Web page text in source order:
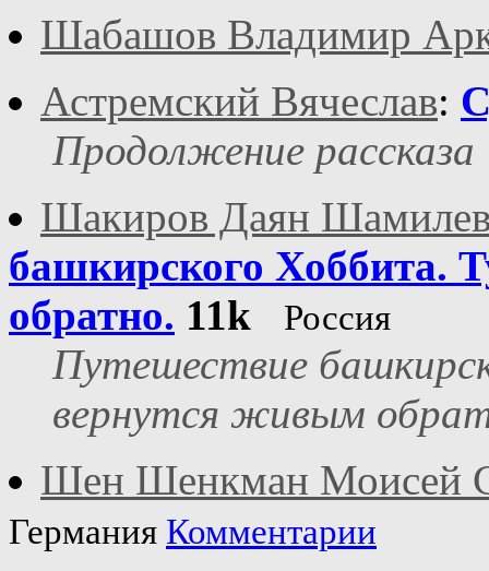
Шабашов Владимир
Астремский Вячеслав:
Продолжение
Шакиров Даян
башкирского Хоббита.
обратно. 11k Россия
Путешествие
вернутся живым
Шен Шенкман Моисей
Германия Комментарии